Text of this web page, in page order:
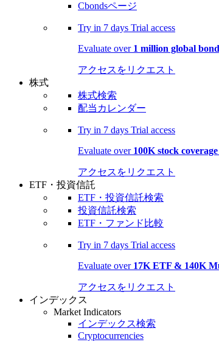
Cbondsページ
Try in 7 days Trial access
Evaluate over 1 million global
アクセスをリクエスト
株式
株式検索
配当カレンダー
Try in 7 days Trial access
Evaluate over 100K stock coverage
アクセスをリクエスト
ETF・投資信託
ETF・投資信託検索
投資信託検索
ETF・ファンド比較
Try in 7 days Trial access
Evaluate over 17K ETF & 140K
アクセスをリクエスト
インデックス
Market Indicators
インデックス検索
Cryptocurrencies